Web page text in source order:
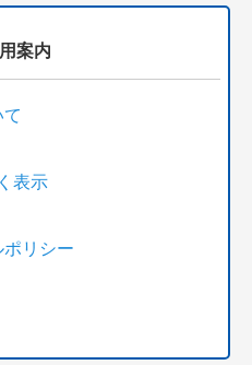
案内
表示
リシー